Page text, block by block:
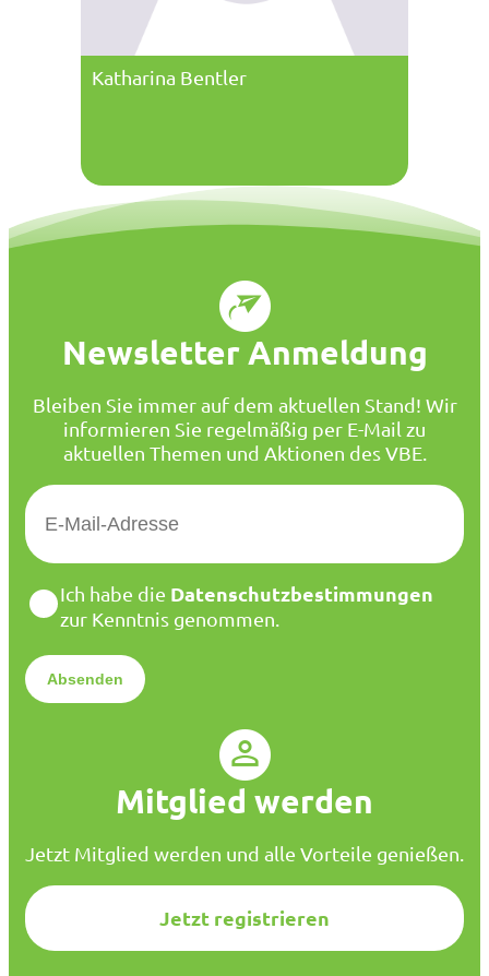
Katharina Bentler
Newsletter Anmeldung
Bleiben Sie immer auf dem aktuellen Stand! Wir
informieren Sie regelmäßig per E-Mail zu
aktuellen Themen und Aktionen des VBE.
E
M
*
D
a
e
n
*
Ich habe die Datenschutzbestimmungen
zur Kenntnis genommen.
Mitglied werden
Jetzt Mitglied werden und alle Vorteile genießen.
Jetzt registrieren